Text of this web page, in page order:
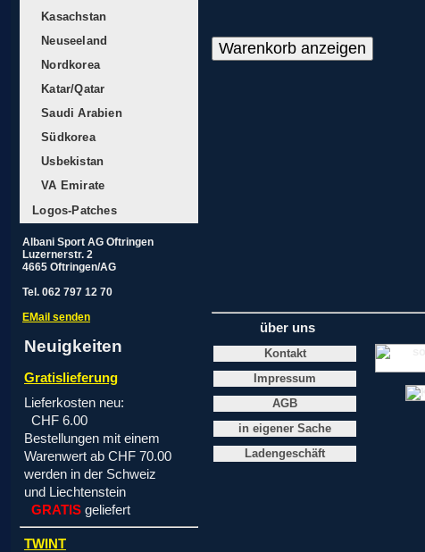
Kasachstan
Neuseeland
Nordkorea
Katar/Qatar
Saudi Arabien
Südkorea
Usbekistan
VA Emirate
Logos-Patches
Albani Sport AG Oftringen
Luzernerstr. 2
4665 Oftringen/AG
Tel. 062 797 12 70
EMail senden
Neuigkeiten
Gratislieferung
Lieferkosten neu:
CHF 6.00
Bestellungen mit einem
Warenwert ab CHF 70.00
werden in der Schweiz
und Liechtenstein
GRATIS geliefert
TWINT
über uns
Kontakt
Impressum
AGB
in eigener Sache
Ladengeschäft